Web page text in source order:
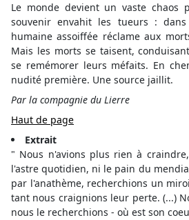
Le monde devient un vaste chaos
souvenir envahit les tueurs :
humaine assoiffée réclame aux
Mais les morts se taisent,
se remémorer leurs méfaits. En
nudité première. Une source jaillit.
Par la compagnie du Lierre
Haut de page
Extrait
" Nous n'avions plus rien à
l'astre quotidien, ni le pain du
par l'anathème, recherchions un
tant nous craignions leur perte. (...)
nous le recherchions - où est son